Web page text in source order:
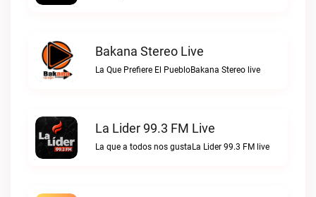
Bakana Stereo Live
La Que Prefiere El PuebloBakana Stereo live
La Lider 99.3 FM Live
La que a todos nos gustaLa Lider 99.3 FM live